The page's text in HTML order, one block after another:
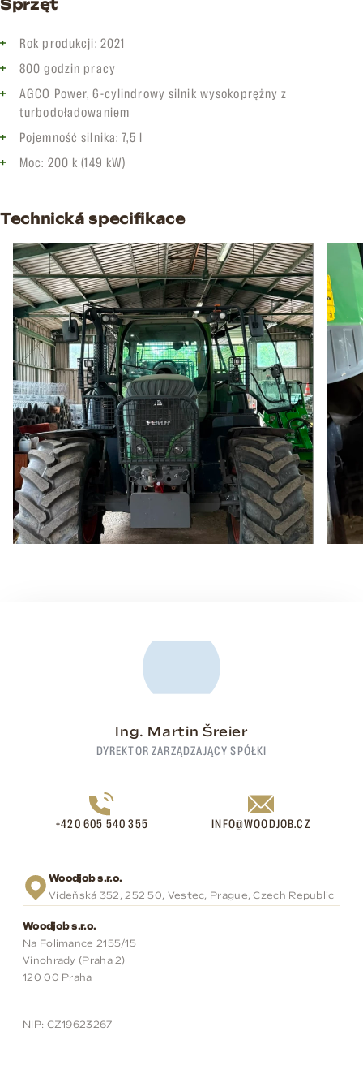
Sprzęt
Rok produkcji: 2021
800 godzin pracy
AGCO Power, 6-cylindrowy silnik wysokoprężny z
turbodoładowaniem
Pojemność silnika: 7,5 l
Moc: 200 k (149 kW)
Technická specifikace
Ing. Martin Šreier
DYREKTOR ZARZĄDZAJĄCY SPÓŁKI
+420 605 540 355 INFO@WOODJOB.CZ
Woodjob s.r.o.
Vídeňská 352, 252 50, Vestec, Prague, Czech Republic
Woodjob s.r.o.
Na Folimance 2155/15
Vinohrady (Praha 2)
120 00 Praha
NIP: CZ19623267